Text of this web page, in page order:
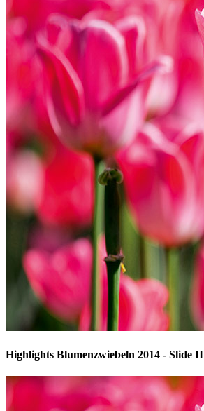
Highlights Blumenzwiebeln 2014 - Slide II